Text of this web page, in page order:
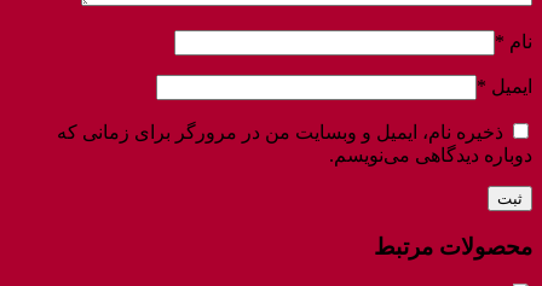
نام *
ایمیل *
ذخیره نام، ایمیل و وبسایت من در مرورگر برای زمانی که
دوباره دیدگاهی می‌نویسم.
محصولات مرتبط